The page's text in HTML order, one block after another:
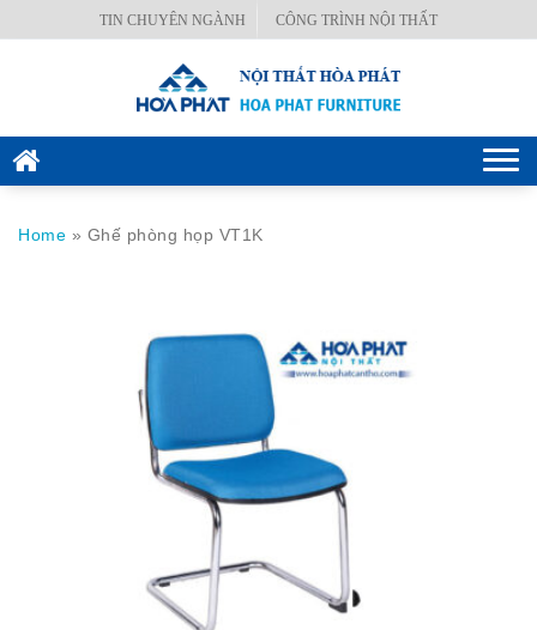
TIN CHUYÊN NGÀNH CÔNG TRÌNH NỘI THẤT
VĂN
Home » Ghế phòng họp VT1K